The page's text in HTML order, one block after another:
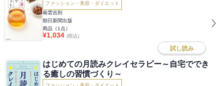
ファッション・美容・ダイエット
南雲吉則
朝日新聞出版
商品（1 点）
¥1,034 (税込)
試し読み
はじめての月読みクレイセラピー～自宅ででき
る癒しの習慣づくり～